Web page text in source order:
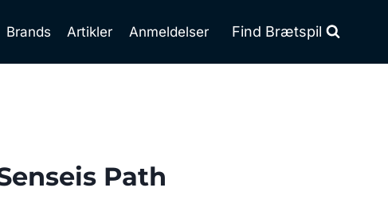
Brands Artikler Anmeldelser Find Brætspil
Path